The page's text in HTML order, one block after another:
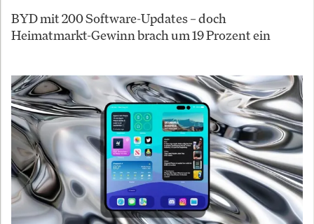
BYD mit 200 Software-Updates – doch
Heimatmarkt-Gewinn brach um 19 Prozent ein